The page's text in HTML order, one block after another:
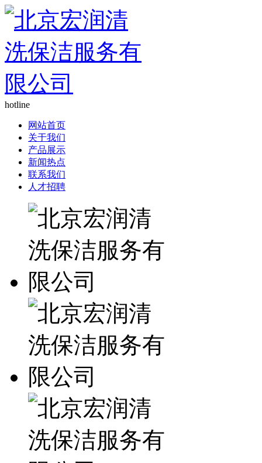
hotline
网站首页
关于我们
产品展示
新闻热点
联系我们
人才招聘